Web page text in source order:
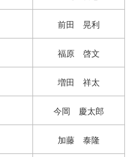
前田 晃利
福原 啓文
増田 祥太
今岡 慶太郎
加藤 泰隆